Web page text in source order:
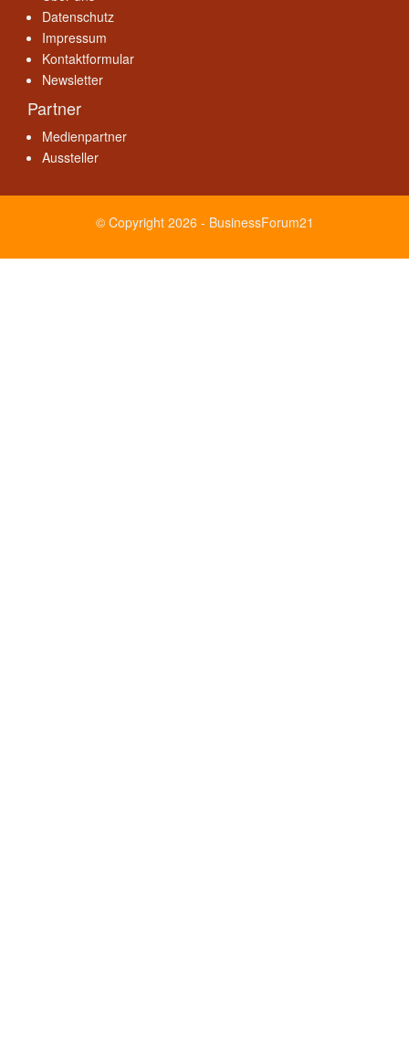
Datenschutz
Impressum
Kontaktformular
Newsletter
Partner
Medienpartner
Aussteller
© Copyright 2026 - BusinessForum21